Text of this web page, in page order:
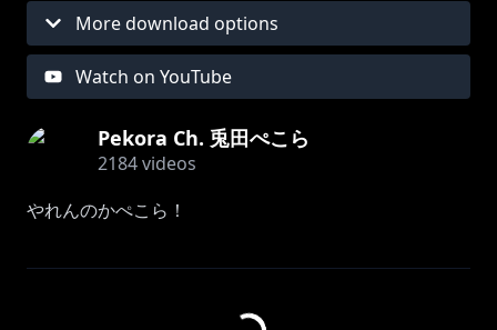
More download options
Watch on YouTube
Pekora Ch. 兎田ぺこら
2184videos
やれんのかぺこら！
サムネイラスト：アカババァ@C104(日)西